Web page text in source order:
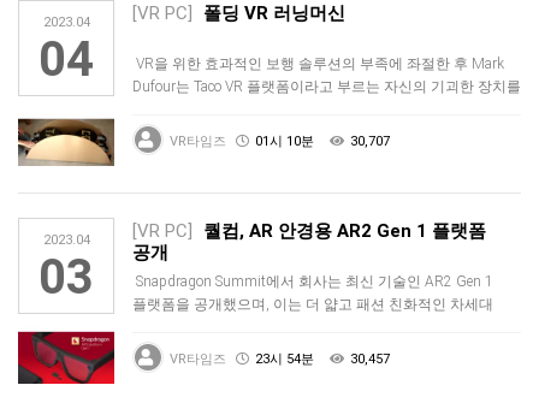
2023.04
04
[VR PC] 폴딩 VR 러닝머신
VR을 위한 효과적인 보행 솔루션의 부족에 좌절한 후 Mark
Dufour는 Taco VR 플랫폼이라고 부르는 자신의 기괴한 장치를
VR타임즈 01시 10분 30,707
2023.04
03
[VR PC]
퀄컴, AR 안경용 AR2 Gen 1 플랫폼
공개
Snapdragon Summit에서 회사는 최신 기술인 AR2 Gen 1
플랫폼을 공개했으며, 이는 더 얇고 패션 친화적인 차세대
VR타임즈 23시 54분 30,457